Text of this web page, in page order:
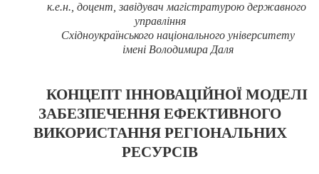
к.е.н., доцент, завідувач магістратурою державного
управління
Східноукраїнського національного університету
імені Володимира Даля
КОНЦЕПТ ІННОВАЦІЙНОЇ МОДЕЛІ
ЗАБЕЗПЕЧЕННЯ ЕФЕКТИВНОГО
ВИКОРИСТАННЯ РЕГІОНАЛЬНИХ
РЕСУРСІВ